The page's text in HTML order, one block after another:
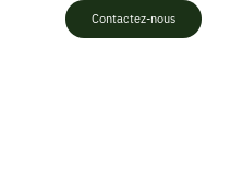
Contactez-nous